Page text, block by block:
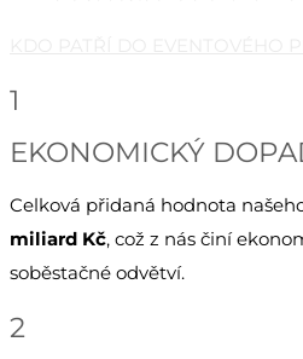
1
EKONOMICKÝ
Celková přidaná hodnota
miliard Kč, což z nás činí
soběstačné odvětví.
2